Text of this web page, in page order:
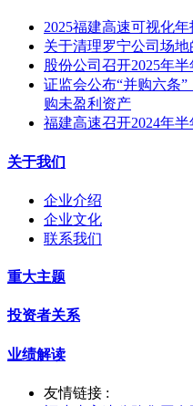
2025福建高速可视化年
关于清理罗宁公司场地
股份公司召开2025年
证监会公布“并购六条
购未盈利资产
福建高速召开2024年
关于我们
企业介绍
企业文化
联系我们
重大主题
投资者关系
业绩解读
友情链接 :